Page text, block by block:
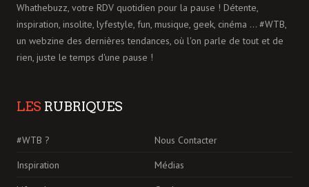
Whathebuzz, votre RDV quotidien pour la pause ! Détente,
inspiration, insolite, lyfestyle, fun, musique, geek, cinéma ... #WTB,
un webzine des dernières tendances, où l'on parle de tout et de
rien, juste le temps d'une pause !
LES RUBRIQUES
#WTB ?
Nous Contacter
Inspiration
Médias